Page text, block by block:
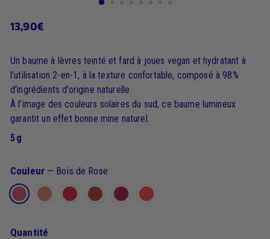
Prix
13,90€13,90€
Un baume à lèvres teinté et fard à joues vegan et hydratant à
l’utilisation 2-en-1, à la texture confortable, composé à 98%
d’ingrédients d’origine naturelle.
À l’image des couleurs solaires du sud, ce baume lumineux
garantit un effet bonne mine naturel.
5 g
Couleur — Bois de Rose
Quantité